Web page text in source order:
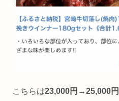
こちらは23,000円→25,000円